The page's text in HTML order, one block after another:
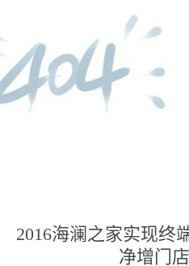
2016海澜之家实现终
净增门